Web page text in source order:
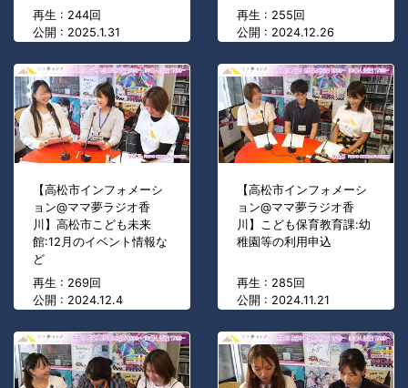
再生 : 244回
公開 : 2025.1.31
再生 : 255回
公開 : 2024.12.26
【高松市インフォメーシ
ョン@ママ夢ラジオ香
川】高松市こども未来
館:12月のイベント情報な
ど
再生 : 269回
公開 : 2024.12.4
【高松市インフォメーシ
ョン@ママ夢ラジオ香
川】こども保育教育課:幼
稚園等の利用申込
再生 : 285回
公開 : 2024.11.21